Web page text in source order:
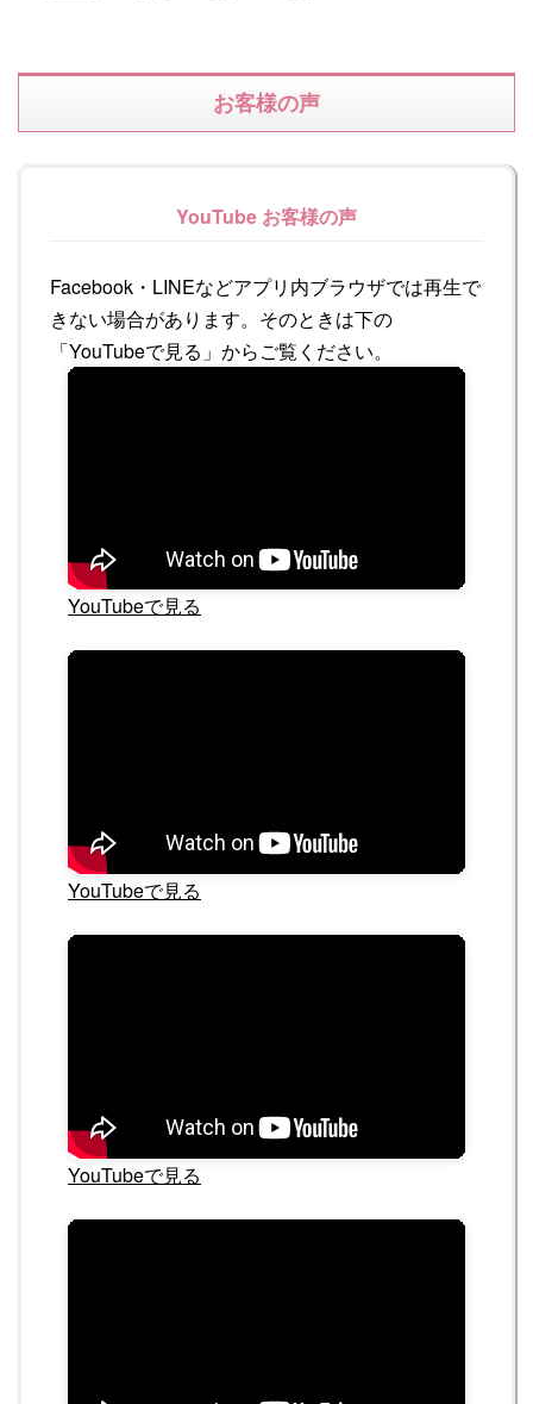
お客様の声
YouTube お客様の声
Facebook・LINEなどアプリ内ブラウザでは再生で
きない場合があります。そのときは下の
「YouTubeで見る」からご覧ください。
YouTubeで見る
YouTubeで見る
YouTubeで見る